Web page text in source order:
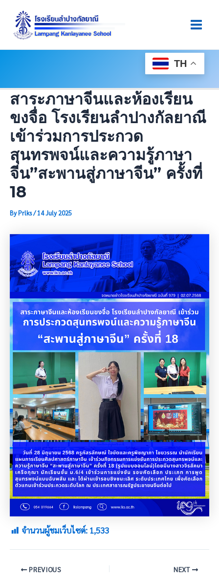
Content
TH
สาระภาษาจีนและห้องเรียน
ขงจื่อ โรงเรียนลำปางกัลยาณี
เข้าร่วมการประกวด
สุนทรพจน์และความรู้ภาษา
จีน”สะพานสู่ภาษาจีน” ครั้งที่
18
ByPrlks/14 July 2025
จำนวนผู้ชมเว็บไซต์: 1,533
Navigation
PREVIOUS NEXT